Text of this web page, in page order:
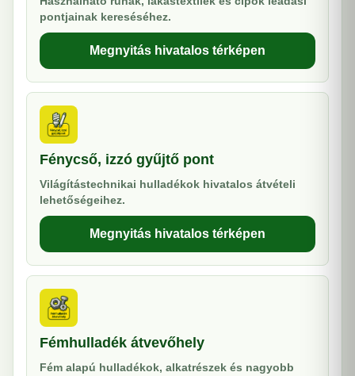
pontjainak kereséséhez.
Megnyitás hivatalos térképen
Fénycső, izzó gyűjtő pont
Világítástechnikai hulladékok hivatalos átvételi
lehetőségeihez.
Megnyitás hivatalos térképen
Fémhulladék átvevőhely
Fém alapú hulladékok, alkatrészek és nagyobb